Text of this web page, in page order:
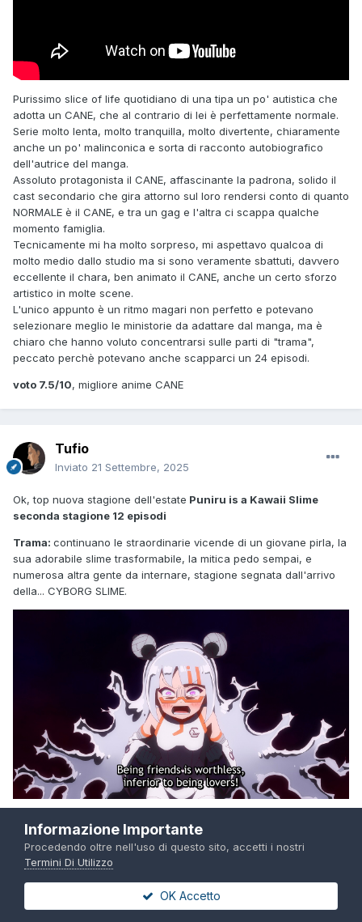
Purissimo slice of life quotidiano di una tipa un po' autistica che
adotta un CANE, che al contrario di lei è perfettamente normale.
Serie molto lenta, molto tranquilla, molto divertente, chiaramente
anche un po' malinconica e sorta di racconto autobiografico
dell'autrice del manga.
Assoluto protagonista il CANE, affascinante la padrona, solido il
cast secondario che gira attorno sul loro rendersi conto di quanto
NORMALE è il CANE, e tra un gag e l'altra ci scappa qualche
momento famiglia.
Tecnicamente mi ha molto sorpreso, mi aspettavo qualcoa di
molto medio dallo studio ma si sono veramente sbattuti, davvero
eccellente il chara, ben animato il CANE, anche un certo sforzo
artistico in molte scene.
L'unico appunto è un ritmo magari non perfetto e potevano
selezionare meglio le ministorie da adattare dal manga, ma è
chiaro che hanno voluto concentrarsi sulle parti di "trama",
peccato perchè potevano anche scapparci un 24 episodi.
voto 7.5/10, migliore anime CANE
Tufio
Inviato 21 Settembre, 2025
Ok, top nuova stagione dell'estate Puniru is a Kawaii Slime
seconda stagione 12 episodi
Trama: continuano le straordinarie vicende di un giovane pirla, la
sua adorabile slime trasformabile, la mitica pedo sempai, e
numerosa altra gente da internare, stagione segnata dall'arrivo
della... CYBORG SLIME.
Informazione Importante
Procedendo oltre nell'uso di questo sito, accetti i nostri
Termini Di Utilizzo
OK Accetto